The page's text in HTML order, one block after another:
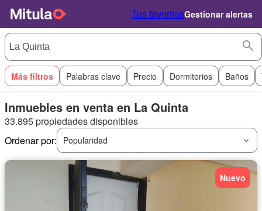
Tus favoritosGestionar alertas
Más filtros Palabras clave Precio Dormitorios Baños
Inmuebles en venta en La Quinta
33.895 propiedades disponibles
Ordenar por:
Popularidad
Nuevo